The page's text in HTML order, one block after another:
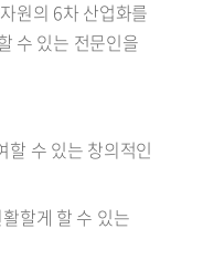
원의 6차 산업화를
수 있는 전문인을
할 수 있는 창의적인
할게 할 수 있는